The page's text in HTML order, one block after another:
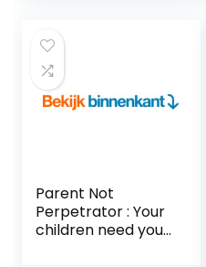
Parent Not
Perpetrator : Your
children need your